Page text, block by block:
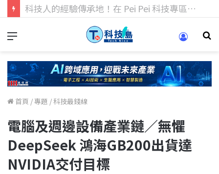
科技人找工作，就到TECH+ 科技專區!
首頁 /專題 /科技最錢線
電腦及週邊設備產業鏈／無懼
DeepSeek 鴻海GB200出貨達
NVIDIA交付目標